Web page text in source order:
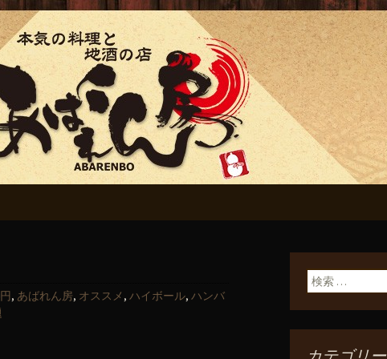
からのお知らせ
, あばれん房, オススメ , ハイボール, ハンバ
検索: